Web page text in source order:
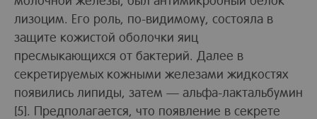
лизоцим. Его роль, по-видимому, состояла в
защите кожистой оболочки яиц
пресмыкающихся от бактерий. Далее в
секретируемых кожными железами жидкостях
появились липиды, затем — альфа-лактальбумин
[5]. Предполагается, что появление в секрете